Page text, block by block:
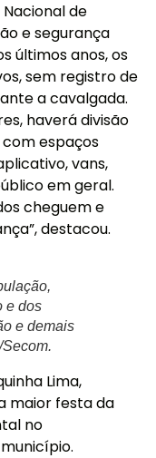
de
e segurança
últimos anos, os
sem registro de
a cavalgada.
haverá divisão
espaços
vans,
em geral.
cheguem e
destacou.
e dos
e demais
Lima,
maior festa da
no